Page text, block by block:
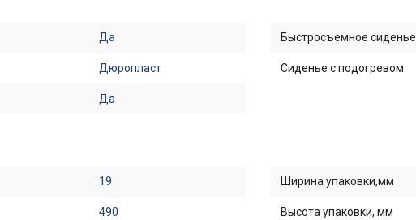
Да
Дюропласт
Да
Быстросъемное сиденье
Сиденье с подогревом
19
490
Ширина упаковки,мм
Высота упаковки, мм